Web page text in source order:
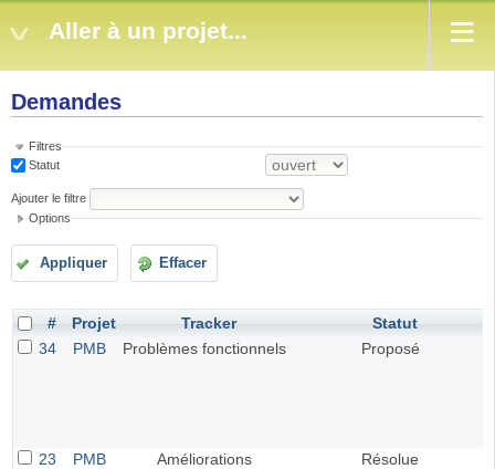
Aller à un projet...
Demandes
Filtres
Statut
Ajouter le filtre
Options
Appliquer Effacer
# Projet Tracker
Statut
34
PMB Problèmes fonctionnels Proposé
23 PMB Améliorations Résolue